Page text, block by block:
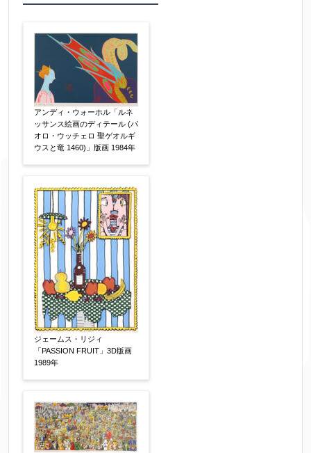
作品の作家名 【任意】
作品の画題 【任意】
素描
立体
その他
絵の画面サイズ 【任意】
体裁 【任意】
額装
その他
サイン等の有無 【任意】
サイン有(自筆)
鑑定証書付
共箱
アンディ・ウォーホル「ルネ
ッサンス絵画のディテール (パ
オロ・ウッチェロ 聖ゲオルギ
ウスと竜 1460)」版画 1984年
ジェームス・リジィ
「PASSION FRUIT」3D版画
1989年